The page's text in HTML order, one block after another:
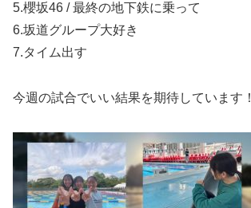
5.櫻坂46 / 最終の地下鉄に乗って
6.坂道グループ大好き
7.タイム出す
今週の試合でいい結果を期待しています！